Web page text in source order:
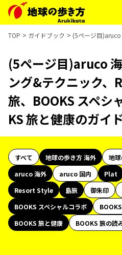
TOP ガイドブック (5ページ目
(5ページ目)aruco
ング&テクニック
旅、BOOKS スペシ
KS 旅と健康のガイ
すべて 地球の歩き方 海外
地球
aruco 海外
aruco 国内 Plat
Resort Style
島旅 御朱印
BOOKS スペシャルコラボ
BOOKS 旅と健康
BOOKS 旅の読